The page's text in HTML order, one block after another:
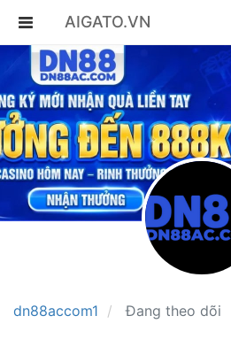
AIGATO.VN
dn88accom1 Đang theo dõi